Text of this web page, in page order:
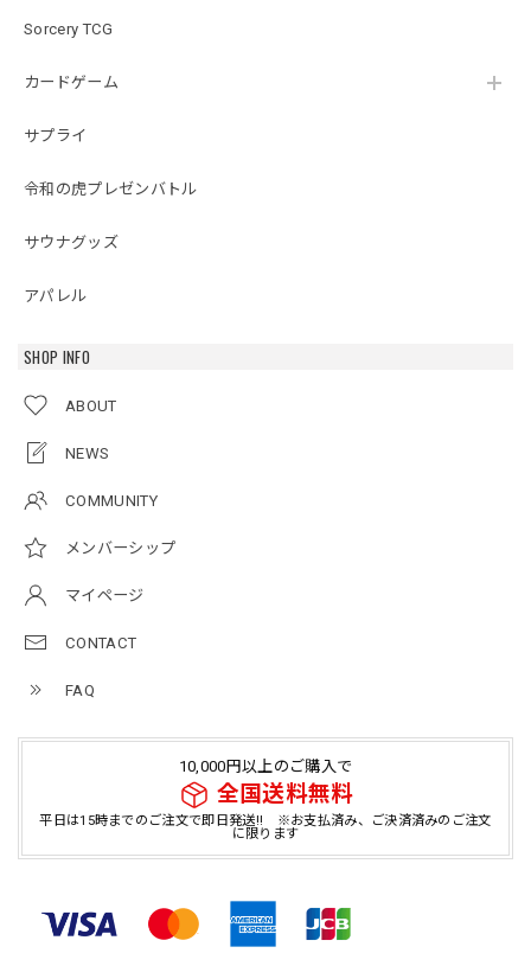
Sorcery TCG
カードゲーム
サプライ
令和の虎プレゼンバトル
サウナグッズ
アパレル
SHOP INFO
ABOUT
NEWS
COMMUNITY
メンバーシップ
マイページ
CONTACT
FAQ
10,000円以上のご購入で
全国送料無料
平日は15時までのご注文で即日発送!! ※お支払済み、ご決済済みのご注文
に限ります